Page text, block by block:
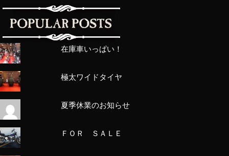
在庫車いっぱい！
極太ワイドタイヤ
夏季休業のお知らせ
ＦＯＲ ＳＡＬＥ